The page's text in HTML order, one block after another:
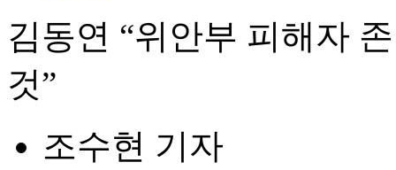
김동연 “위안부 피해자
것”
조수현 기자